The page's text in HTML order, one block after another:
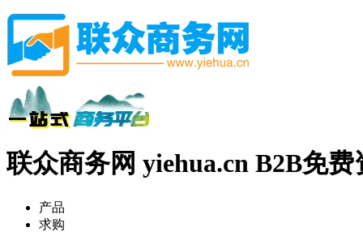
联众商务网 yiehua.cn B2B免
产品
求购